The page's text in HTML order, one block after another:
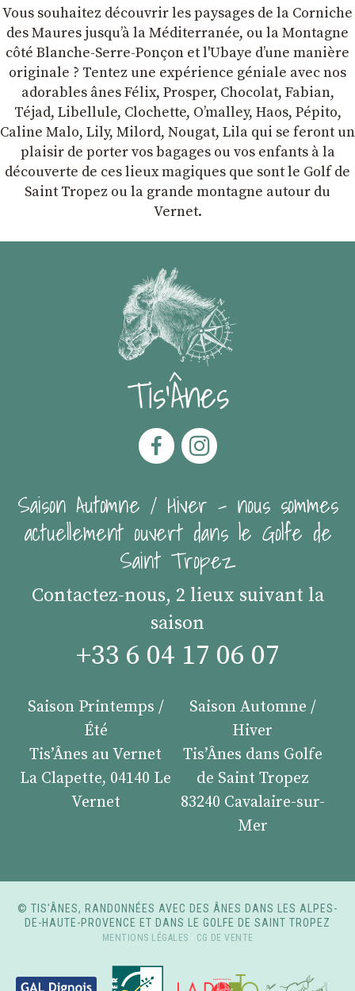
Vous souhaitez découvrir les paysages de la Corniche
des Maures jusqu’à la Méditerranée, ou la Montagne
côté Blanche-Serre-Ponçon et l'Ubaye dʼune manière
originale ? Tentez une expérience géniale avec nos
adorables ânes Félix, Prosper, Chocolat, Fabian,
Téjad, Libellule, Clochette, Oʼmalley, Haos, Pépito,
Caline Malo, Lily, Milord, Nougat, Lila qui se feront un
plaisir de porter vos bagages ou vos enfants à la
découverte de ces lieux magiques que sont le Golf de
Saint Tropez ou la grande montagne autour du
Vernet.
Tis'Ânes
Saison Automne / Hiver - nous sommes
actuellement ouvert dans le Golfe de
Saint Tropez
Contactez-nous, 2 lieux suivant la
saison
+33 6 04 17 06 07
Saison Printemps /
Été
Tis’Ânes au Vernet
La Clapette, 04140 Le
Vernet
Saison Automne /
Hiver
Tis’Ânes dans Golfe
de Saint Tropez
83240 Cavalaire-sur-
Mer
© TIS’ÂNES, RANDONNÉES AVEC DES ÂNES DANS LES ALPES-
DE-HAUTE-PROVENCE ET DANS LE GOLFE DE SAINT TROPEZ
MENTIONS LÉGALES - CG DE VENTE